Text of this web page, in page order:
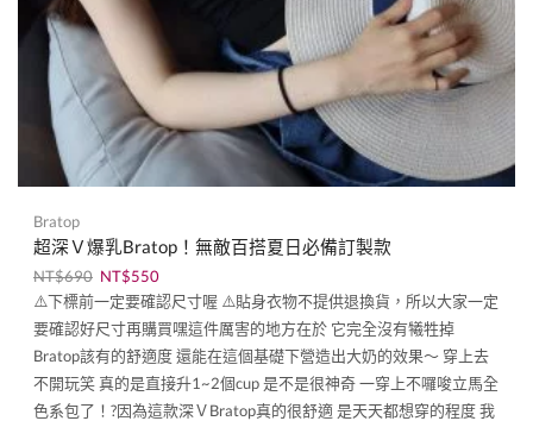
Bratop
超深Ｖ爆乳Bratop！無敵百搭夏日必備訂製款
NT$690 NT$550
⚠️下標前一定要確認尺寸喔 ⚠️貼身衣物不提供退換貨，所以大家一定
要確認好尺寸再購買嘿這件厲害的地方在於 它完全沒有犧牲掉
Bratop該有的舒適度 還能在這個基礎下營造出大奶的效果～ 穿上去
不開玩笑 真的是直接升1~2個cup 是不是很神奇 一穿上不囉唆立馬全
色系包了！?因為這款深ＶBratop真的很舒適 是天天都想穿的程度 我